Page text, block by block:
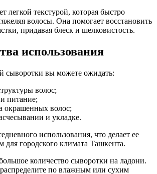
легкой текстурой, которая быстро
волосы. Она помогает восстановить
придавая блеск и шелковистость.
использования
вы можете ожидать:
волос;
питание;
окрашенных волос;
и укладке.
использования, что делает ее
городского климата Ташкента.
количество сыворотки на ладони.
по влажным или сухим